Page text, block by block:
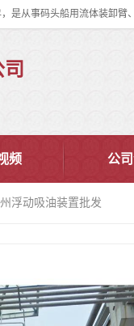
频 公
浮动吸油装置批发